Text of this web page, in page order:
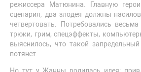
режиссера Матюнина. Главную
сценария, два злодея должны
четвертовать. Потребовались
трюки, грим, спецэффекты,
выяснилось, что такой
потянет.